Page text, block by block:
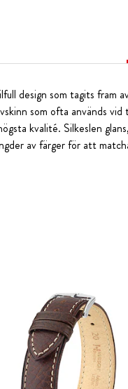
design som tagits fram
som ofta används
kvalité. Silkeslen
av färger för att